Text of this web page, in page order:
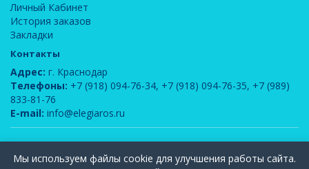
Личный Кабинет
История заказов
Закладки
Контакты
Адрес: г. Краснодар
Телефоны: +7 (918) 094-76-34, +7 (918) 094-76-35, +7 (989)
833-81-76
E-mail: info@elegiaros.ru
Вся информация, содержащаяся на данном сайте, является интеллектуальной
Мы используем файлы cookie для улучшения работы сайта.